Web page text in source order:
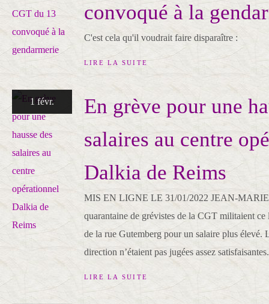
convoqué à la
C'est cela qu'il voudrait faire disparaître :
LIRE LA SUITE
1 févr.
En grève pour une
salaires au centre
Dalkia de Reims
MIS EN LIGNE LE 31/01/2022 JEAN-
quarantaine de grévistes de la CGT militaient
de la rue Gutemberg pour un salaire plus élevé.
direction n’étaient pas jugées assez
LIRE LA SUITE